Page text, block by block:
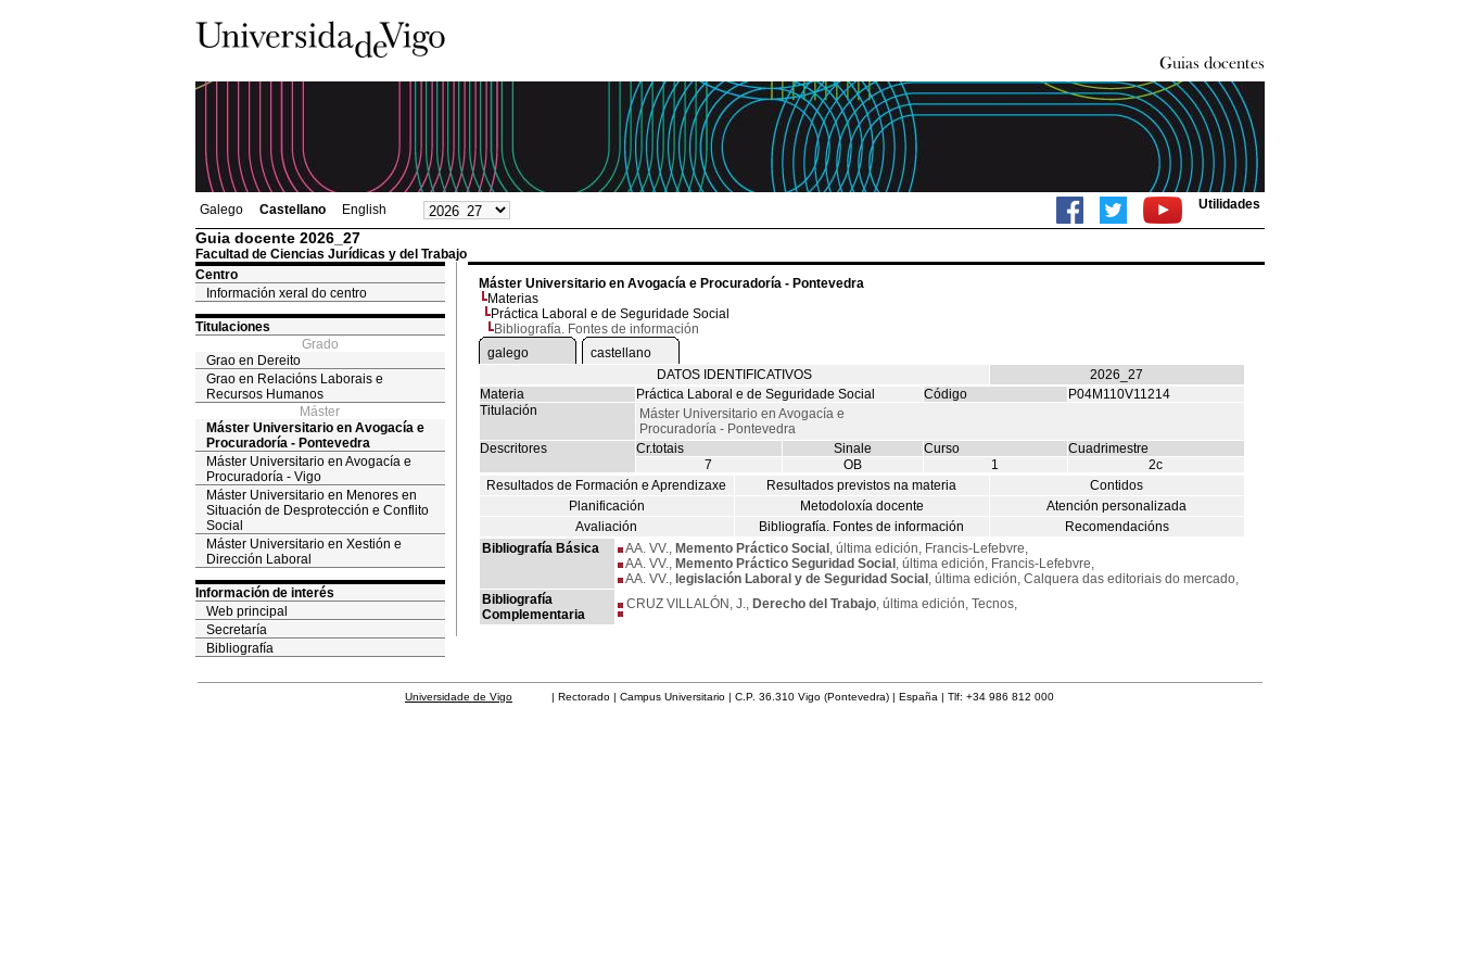
Galego Castellano English Utilidades
Guia docente 2026_27
Facultad de Ciencias Jurídicas y del Trabajo
Centro
Información xeral do centro
Titulaciones
Grado
Grao en Dereito
Grao en Relacións Laborais e
Recursos Humanos
Máster
Máster Universitario en Avogacía e
Procuradoría - Pontevedra
Máster Universitario en Avogacía e
Procuradoría - Vigo
Máster Universitario en Menores en
Situación de Desprotección e Conflito
Social
Máster Universitario en Xestión e
Dirección Laboral
Información de interés
Web principal
Secretaría
Bibliografía
Máster Universitario en Avogacía e Procuradoría - Pontevedra
Materias
Práctica Laboral e de Seguridade Social
Bibliografía. Fontes de información
galego
castellano
DATOS IDENTIFICATIVOS
2026_27
Materia
Práctica Laboral e de Seguridade Social Código
P04M110V11214
Titulación
Máster Universitario en Avogacía e
Procuradoría - Pontevedra
Descritores
Cr.totais Sinale Curso
Cuadrimestre
7
OB 1
2c
Resultados de Formación e Aprendizaxe
Resultados previstos na materia
Contidos
Planificación
Metodoloxía docente
Atención personalizada
Avaliación
Bibliografía. Fontes de información
Recomendacións
Bibliografía Básica
AA. VV., Memento Práctico Social , última edición, Francis-Lefebvre,
AA. VV., Memento Práctico Seguridad Social , última edición, Francis-Lefebvre,
AA. VV., legislación Laboral y de Seguridad Social , última edición, Calquera das editoriais do mercado,
Bibliografía
Complementaria
CRUZ VILLALÓN, J., Derecho del Trabajo, última edición, Tecnos,
Universidade de Vigo | Rectorado | Campus Universitario | C.P. 36.310 Vigo (Pontevedra) | España | Tlf: +34 986 812 000